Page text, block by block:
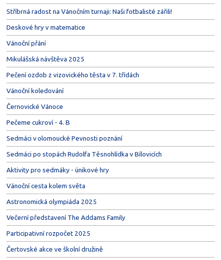
Stříbrná radost na Vánočním turnaji: Naši fotbalisté zářili!
Deskové hry v matematice
Vánoční přání
Mikulášská návštěva 2025
Pečení ozdob z vizovického těsta v 7. třídách
Vánoční koledování
Černovické Vánoce
Pečeme cukroví - 4. B
Sedmáci v olomoucké Pevnosti poznání
Sedmáci po stopách Rudolfa Těsnohlídka v Bílovicích
Aktivity pro sedmáky - únikové hry
Vánoční cesta kolem světa
Astronomická olympiáda 2025
Večerní představení The Addams Family
Participativní rozpočet 2025
Čertovské akce ve školní družině